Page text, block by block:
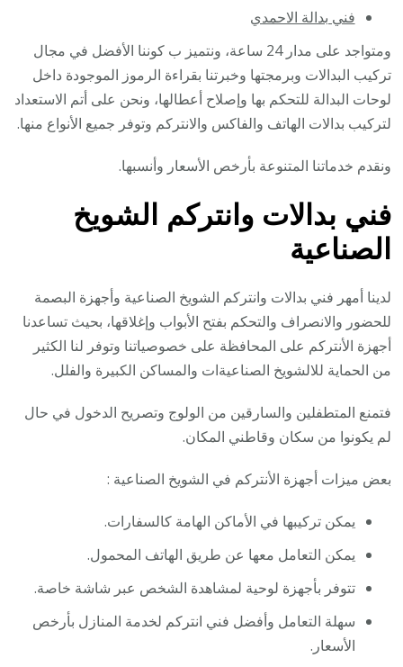
فني بدالة الاحمدي
ومتواجد على مدار 24 ساعة، ونتميز ب كوننا الأفضل في مجال
تركيب البدالات وبرمجتها وخبرتنا بقراءة الرموز الموجودة داخل
لوحات البدالة للتحكم بها وإصلاح أعطالها، ونحن على أتم الاستعداد
لتركيب بدالات الهاتف والفاكس والانتركم وتوفر جميع الأنواع منها.
ونقدم خدماتنا المتنوعة بأرخص الأسعار وأنسبها.
فني بدالات وانتركم الشويخ
الصناعية
لدينا أمهر فني بدالات وانتركم الشويخ الصناعية وأجهزة البصمة
للحضور والانصراف والتحكم بفتح الأبواب وإغلاقها، بحيث تساعدنا
أجهزة الأنتركم على المحافظة على خصوصياتنا وتوفر لنا الكثير
من الحماية للالشويخ الصناعيةات والمساكن الكبيرة والفلل.
فتمنع المتطفلين والسارقين من الولوج وتصريح الدخول في حال
لم يكونوا من سكان وقاطني المكان.
بعض ميزات أجهزة الأنتركم في الشويخ الصناعية :
يمكن تركيبها في الأماكن الهامة كالسفارات.
يمكن التعامل معها عن طريق الهاتف المحمول.
تتوفر بأجهزة لوحية لمشاهدة الشخص عبر شاشة خاصة.
سهلة التعامل وأفضل فني انتركم لخدمة المنازل بأرخص
الأسعار.